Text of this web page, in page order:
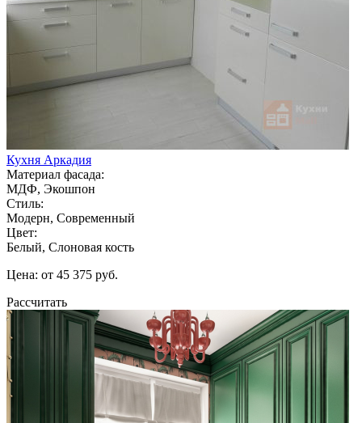
Кухня Аркадия
Материал фасада:
МДФ, Экошпон
Стиль:
Модерн, Современный
Цвет:
Белый, Слоновая кость
Цена: от 45 375 руб.
Рассчитать